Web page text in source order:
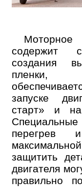
Моторное
содержит
создания
пленки,
запуске
старт» и на
защитить
двигателя
правильно